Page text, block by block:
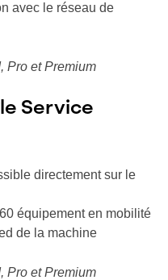
avec le réseau de
Pro et Premium
Service
directement sur le
équipement en mobilité
de la machine
Pro et Premium